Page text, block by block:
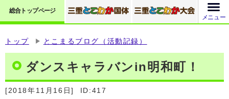
総合トップページ
メニュー
トップ とこまるブログ（活動記録）
ダンスキャラバンin明和町！
[2018年11月16日] ID:417